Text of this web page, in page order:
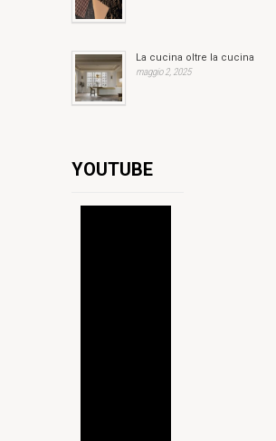
La cucina oltre la cucina
maggio 2, 2025
YOUTUBE